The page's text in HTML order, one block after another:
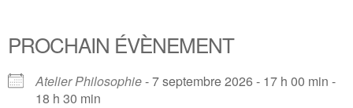
PROCHAIN ÉVÈNEMENT
Atelier Philosophie- 7 septembre 2026 - 17 h 00 min -
18 h 30 min